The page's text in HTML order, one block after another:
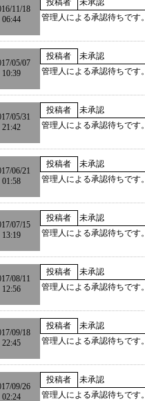
11/18
06:44
投稿者
未承認
管理人による承認待ちです。
05/07
10:39
投稿者
未承認
管理人による承認待ちです。
05/31
21:42
投稿者
未承認
管理人による承認待ちです。
06/21
01:58
投稿者
未承認
管理人による承認待ちです。
07/15
13:19
投稿者
未承認
管理人による承認待ちです。
08/11
12:56
投稿者
未承認
管理人による承認待ちです。
09/18
22:45
投稿者
未承認
管理人による承認待ちです。
09/26
02:24
投稿者
未承認
管理人による承認待ちです。